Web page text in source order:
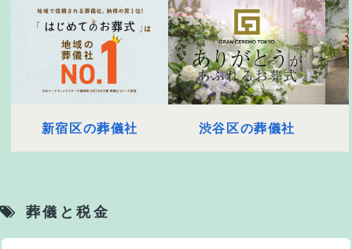
新宿区の葬儀社 渋谷区の葬儀社
葬儀と税金